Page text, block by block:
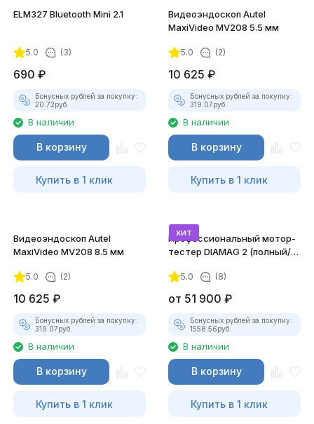
ELM327 Bluetooth Mini 2.1
5.0 (3)
690 ₽
Бонусных рублей за покупку:
20.72руб.
В наличии
В корзину
Купить в 1 клик
Видеоэндоскоп Autel
MaxiVideo MV208 5.5 мм
5.0 (2)
10 625 ₽
Бонусных рублей за покупку:
319.07руб.
В наличии
В корзину
Купить в 1 клик
Видеоэндоскоп Autel
MaxiVideo MV208 8.5 мм
5.0 (2)
10 625 ₽
Бонусных рублей за покупку:
319.07руб.
В наличии
В корзину
Купить в 1 клик
хит
Профессиональный мотор-
тестер DIAMAG 2 (полный/
5.0 (8)
от 51 900 ₽
Бонусных рублей за покупку:
1558.56руб.
В наличии
В корзину
Купить в 1 клик